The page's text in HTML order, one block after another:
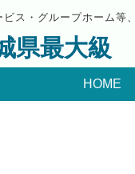
ビス・グループホーム等
県最大級
HOME